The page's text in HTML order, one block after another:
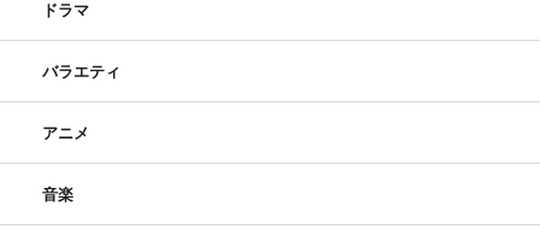
ミルクボーイ
海原やすよ ともこ
ドラマ
バラエティ
アニメ
音楽